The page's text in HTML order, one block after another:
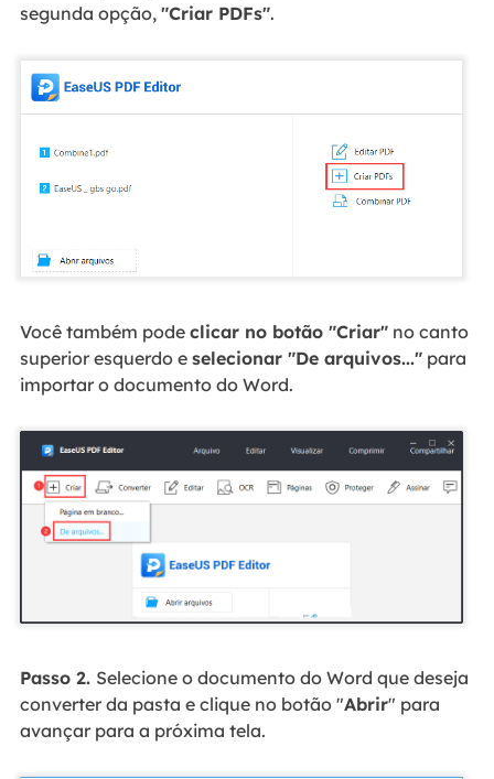
segunda opção, "Criar PDFs".
Você também pode clicar no botão "Criar"no canto
superior esquerdo e selecionar "De arquivos..."para
importar o documento do Word.
Passo 2. Selecione o documento do Word que deseja
converter da pasta e clique no botão "Abrir" para
avançar para a próxima tela.